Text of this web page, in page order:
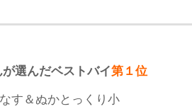
選んだベストバイ第１位
す＆ぬかとっくり小